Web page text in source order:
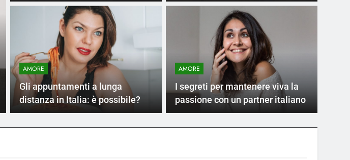
AMORE 1 Year Ago
Come gli italiani scelgono i regali
romantici
Gli italiani scelgono regali romantici con passione e cura.
AMORE
Gli appuntamenti a lunga
distanza in Italia: è possibile?
AMORE
I segreti per mantenere viva la
passione con un partner italiano